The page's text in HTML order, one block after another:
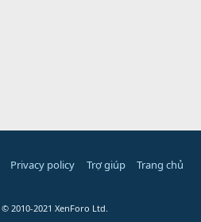
Privacy policy Trợ giúp Trang chủ
© 2010-2021 XenForo Ltd.